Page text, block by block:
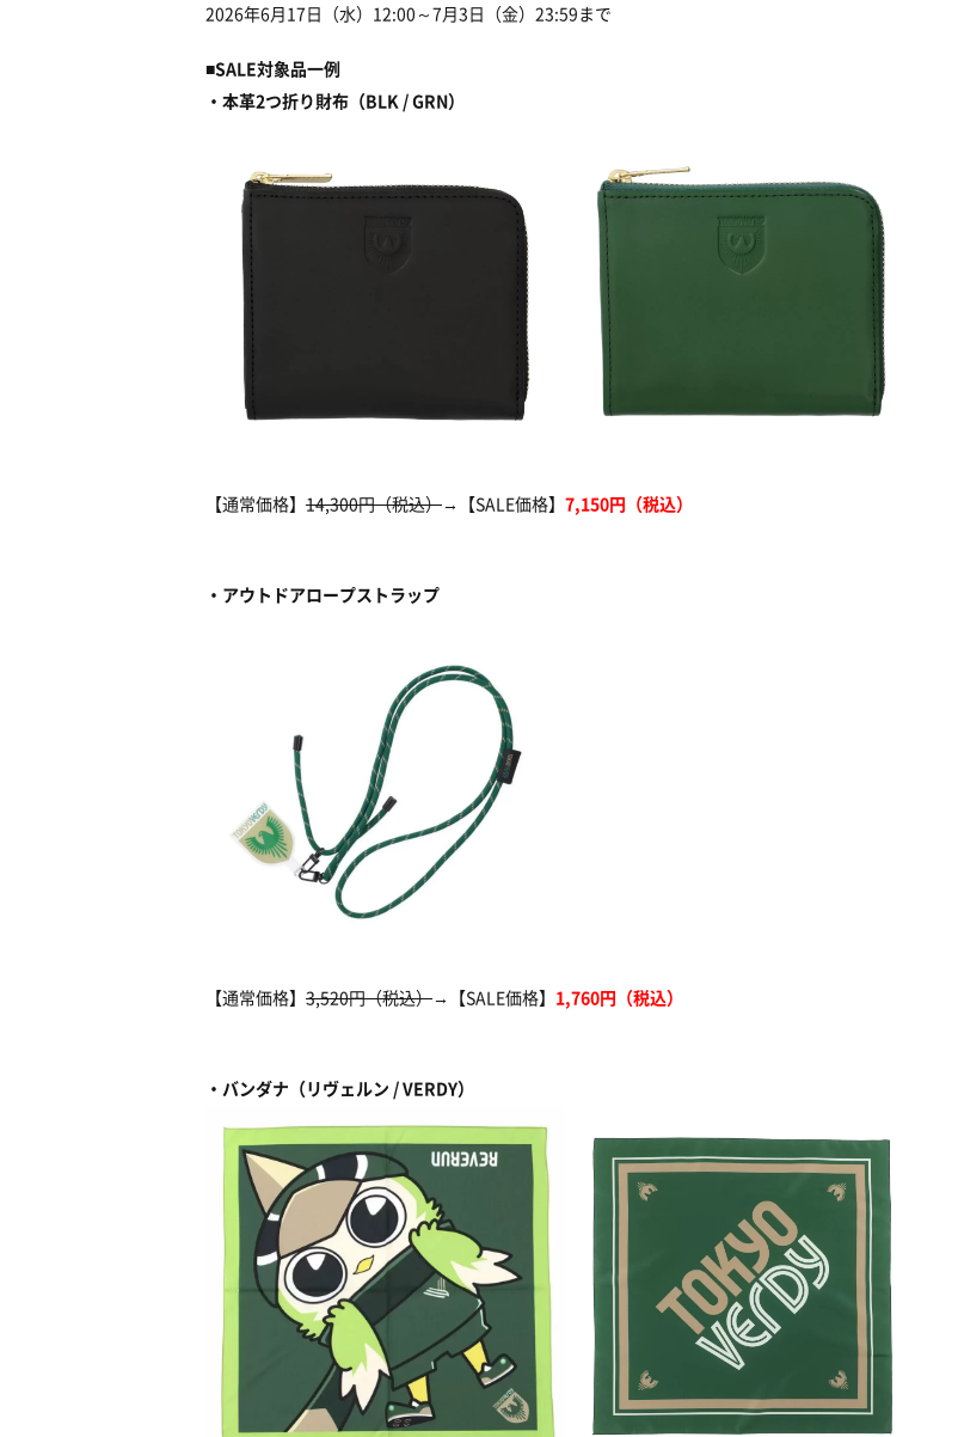
2026年6月17日（水）12:00～7月3日（金）23:59まで
■SALE対象品一例
・本革2つ折り財布（BLK / GRN）
【通常価格】 14,300円（税込）→【SALE価格】 7,150円（税込）
・アウトドアロープストラップ
【通常価格】 3,520円（税込）→【SALE価格】 1,760円（税込）
・バンダナ（リヴェルン / VERDY）